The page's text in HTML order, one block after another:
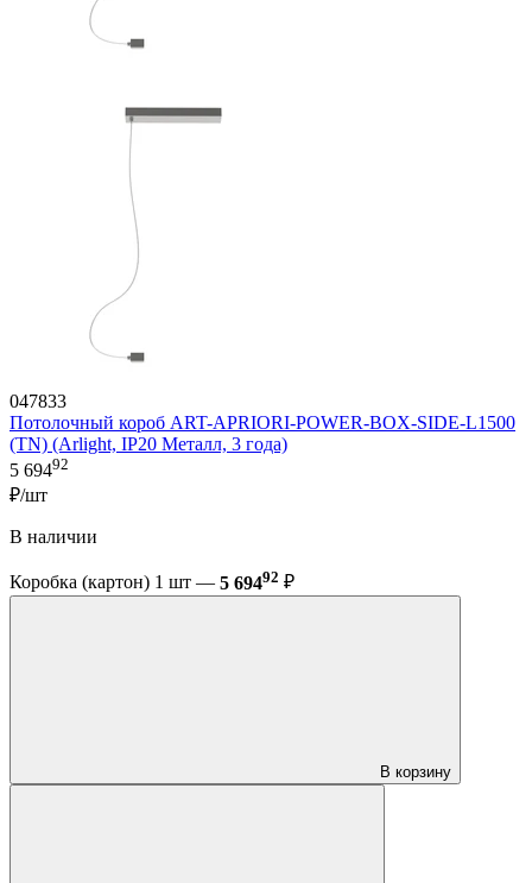
047833
Потолочный короб ART-APRIORI-POWER-BOX-SIDE-L1500
(TN) (Arlight, IP20 Металл, 3 года)
5 69492
₽/шт
В наличии
Коробка (картон) 1 шт — 5 69492 ₽
В корзину